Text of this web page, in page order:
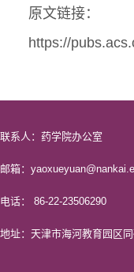
原文链接：
https://
联系人：药学院办公室
邮箱：
电话： 86-22-23506290
地址：天津市海河教育园